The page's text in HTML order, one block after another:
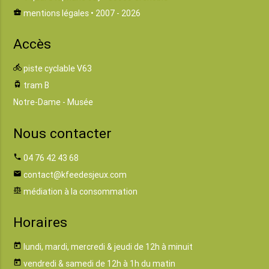
business_center mentions légales • 2007 - 2026
Accès
directions_bike piste cyclable V63
tram tram B
Notre-Dame - Musée
Nous contacter
phone 04 76 42 43 68
email contact@kfeedesjeux.com
balance médiation à la consommation
Horaires
today lundi, mardi, mercredi & jeudi de 12h à minuit
today vendredi & samedi de 12h à 1h du matin